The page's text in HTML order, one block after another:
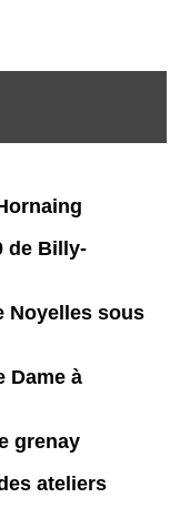
de Billy-
Noyelles sous
Dame à
grenay
ateliers